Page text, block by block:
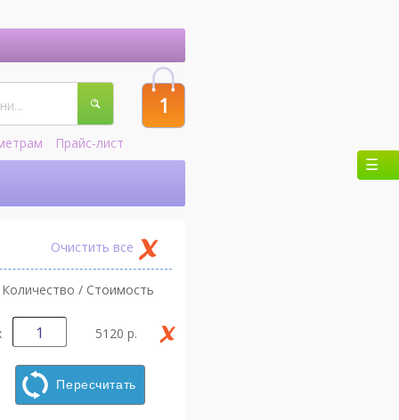
Прайс-лист
1
Очистить все
Количество / Стоимость
5120 р.
Пересчитать